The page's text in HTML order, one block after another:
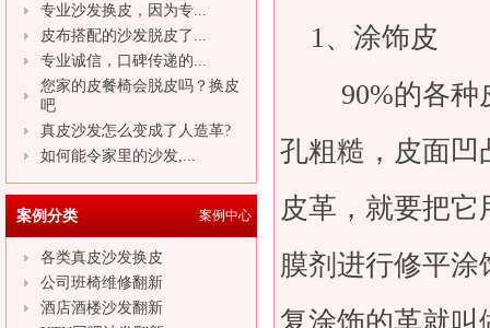
专业沙发换皮，因为专...
皮布搭配的沙发脱皮了...
专业诚信，口碑传递的...
您家的皮餐椅会脱皮吗？换皮
吧
真皮沙发怎么变成了人造革?
如何能令家里的沙发,...
案例分类 案例中心
各类真皮沙发换皮
公司班椅维修翻新
酒店酒楼沙发翻新
1、涂饰皮
90%的各种
孔粗糙，皮面凹
皮革，就要把
膜剂进行修平